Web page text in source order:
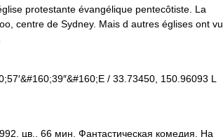
protestante évangélique pentecôtiste. La
centre de Sydney. Mais d autres églises ont vu
/ 33.73450, 150.96093 L
цв., 66 мин. Фантастическая комедия. На